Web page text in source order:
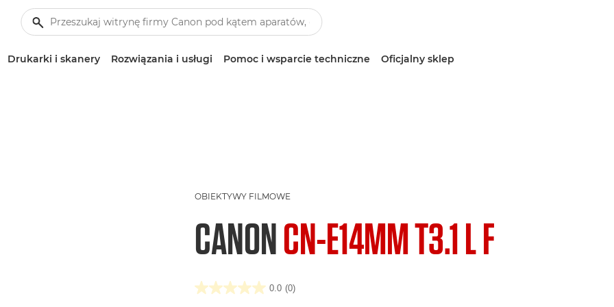
Drukarki i skanery Rozwiązania i usługi Pomoc i wsparcie techniczne Oficjalny sklep
OBIEKTYWY FILMOWE
CANONCN-E14MM T3.1 L F
0.0 (0)